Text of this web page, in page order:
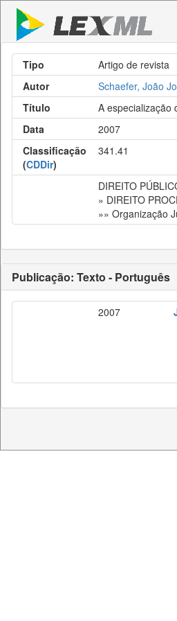
Tipo
Artigo de revista
Autor
Schaefer, João
Título
A especialização
Data
2007
Classificação
(CDDir)
341.41
DIREITO
» DIREITO
»» Organização
Publicação: Texto - Português
2007